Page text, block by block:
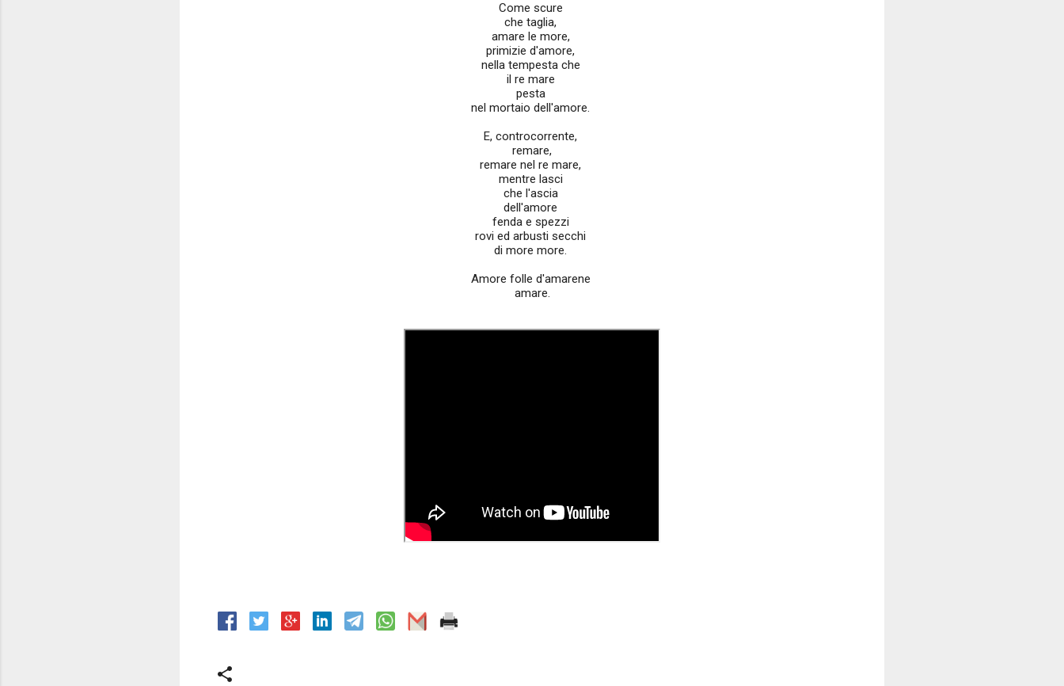
Come scure
che taglia,
amare le more,
primizie d'amore,
nella tempesta che
il re mare
pesta
nel mortaio dell'amore.
E, controcorrente,
remare,
remare nel re mare,
mentre lasci
che l'ascia
dell'amore
fenda e spezzi
rovi ed arbusti secchi
di more more.
Amore folle d'amarene
amare.